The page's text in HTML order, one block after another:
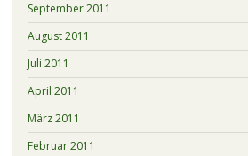
September 2011
August 2011
Juli 2011
April 2011
März 2011
Februar 2011